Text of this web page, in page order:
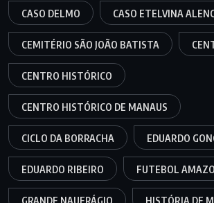
CASO DELMO CASO ETELVINA
CEMITÉRIO SÃO JOÃO BATISTA
CENTRO HISTÓRICO
CENTRO HISTÓRICO DE MANAUS
CICLO DA BORRACHA EDUARDO
EDUARDO RIBEIRO FUTEBOL